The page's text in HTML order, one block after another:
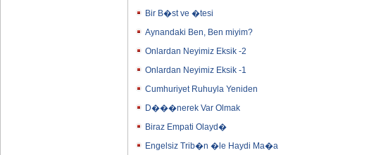
Bir B�st ve �tesi
Aynandaki Ben, Ben miyim?
Onlardan Neyimiz Eksik -2
Onlardan Neyimiz Eksik -1
Cumhuriyet Ruhuyla Yeniden
D���nerek Var Olmak
Biraz Empati Olayd�
Engelsiz Trib�n �le Haydi Ma�a